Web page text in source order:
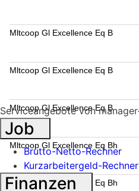
Mltcoop Gl Excellence Eq B
Mltcoop Gl Excellence Eq B
Mltcoop Gl Excellence Eq B
Mltcoop Gl Excellence Eq Bh
Mltcoop Gl Excellence Eq Bh
Serviceangebote von
Job
Brutto-Netto-Rechner
Kurzarbeitergeld-Rechner
Finanzen